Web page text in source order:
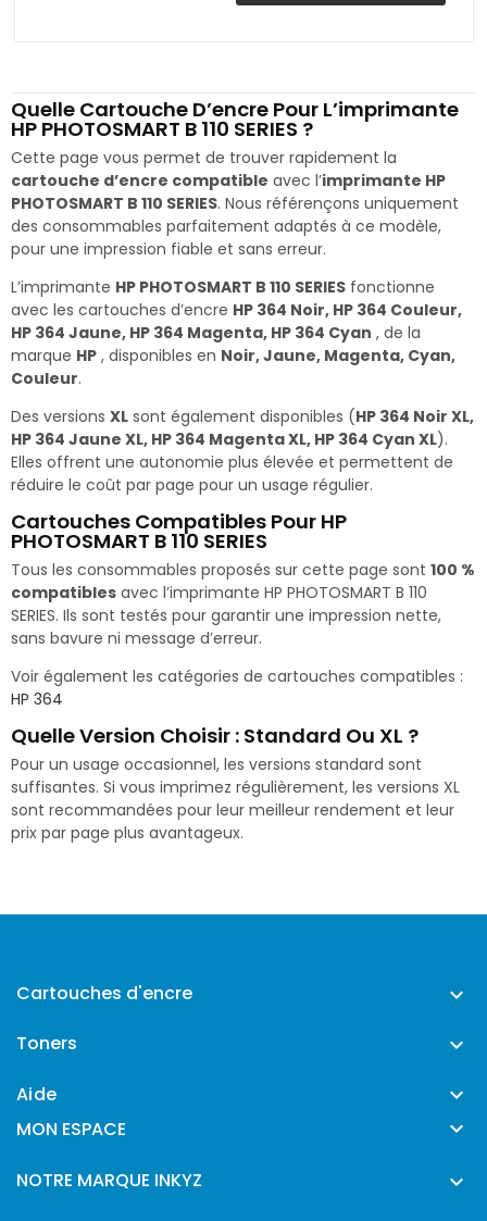
Quelle Cartouche D’encre Pour L’imprimante
HP PHOTOSMART B 110 SERIES ?
Cette page vous permet de trouver rapidement la
cartouche d’encre compatible avec l’imprimante HP
PHOTOSMART B 110 SERIES. Nous référençons uniquement
des consommables parfaitement adaptés à ce modèle,
pour une impression fiable et sans erreur.
L’imprimante HP PHOTOSMART B 110 SERIES fonctionne
avec les cartouches d’encre HP 364 Noir, HP 364 Couleur,
HP 364 Jaune, HP 364 Magenta, HP 364 Cyan , de la
marque HP , disponibles en Noir, Jaune, Magenta, Cyan,
Couleur.
Des versions XL sont également disponibles (HP 364 Noir XL,
HP 364 Jaune XL, HP 364 Magenta XL, HP 364 Cyan XL).
Elles offrent une autonomie plus élevée et permettent de
réduire le coût par page pour un usage régulier.
Cartouches Compatibles Pour HP
PHOTOSMART B 110 SERIES
Tous les consommables proposés sur cette page sont 100 %
compatibles avec l’imprimante HP PHOTOSMART B 110
SERIES. Ils sont testés pour garantir une impression nette,
sans bavure ni message d’erreur.
Voir également les catégories de cartouches compatibles :
HP 364
Quelle Version Choisir : Standard Ou XL ?
Pour un usage occasionnel, les versions standard sont
suffisantes. Si vous imprimez régulièrement, les versions XL
sont recommandées pour leur meilleur rendement et leur
prix par page plus avantageux.
Cartouches d'encre 
Toners 
Aide 
MON ESPACE 
NOTRE MARQUE INKYZ 